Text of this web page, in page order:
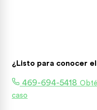
¿Listo para conocer
469-694-5418
caso